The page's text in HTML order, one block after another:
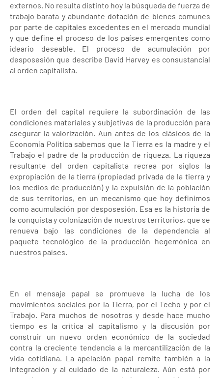
externos. No resulta distinto hoy la búsqueda de fuerza de
trabajo barata y abundante dotación de bienes comunes
por parte de capitales excedentes en el mercado mundial
y que define el proceso de los países emergentes como
ideario deseable. El proceso de acumulación por
desposesión que describe David Harvey es consustancial
al orden capitalista.
El orden del capital requiere la subordinación de las
condiciones materiales y subjetivas de la producción para
asegurar la valorización. Aun antes de los clásicos de la
Economía Política sabemos que la Tierra es la madre y el
Trabajo el padre de la producción de riqueza. La riqueza
resultante del orden capitalista recrea por siglos la
expropiación de la tierra (propiedad privada de la tierra y
los medios de producción) y la expulsión de la población
de sus territorios, en un mecanismo que hoy definimos
como acumulación por desposesión. Esa es la historia de
la conquista y colonización de nuestros territorios, que se
renueva bajo las condiciones de la dependencia al
paquete tecnológico de la producción hegemónica en
nuestros países.
En el mensaje papal se promueve la lucha de los
movimientos sociales por la Tierra, por el Techo y por el
Trabajo. Para muchos de nosotros y desde hace mucho
tiempo es la crítica al capitalismo y la discusión por
construir un nuevo orden económico de la sociedad
contra la creciente tendencia a la mercantilización de la
vida cotidiana. La apelación papal remite también a la
integración y al cuidado de la naturaleza. Aún está por